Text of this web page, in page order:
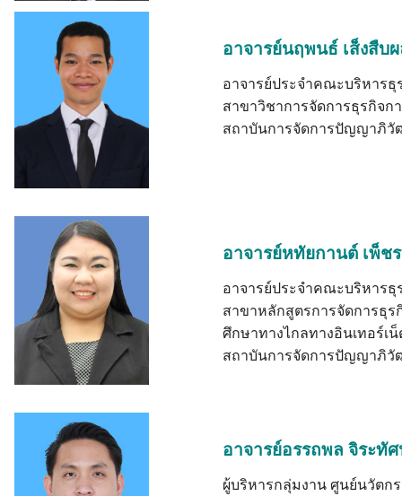
อาจารย์นฤพนธ์ เส็งสืบ
อาจารย์ประจำคณะบริหารธุ
สาขาวิชาการจัดการธุรกิจก
สถาบันการจัดการปัญญาภิ
อาจารย์หทัยกานต์ เพ็ช
อาจารย์ประจำคณะบริหารธุ
สาขาหลักสูตรการจัดการธุ
ศึกษาทางไกลทางอินเทอร์เน็
สถาบันการจัดการปัญญาภิ
อาจารย์อรรถพล จิระทั
ผู้บริหารกลุ่มงาน ศูนย์นวัตก